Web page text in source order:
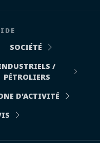
SOCIÉTÉ
/
PÉTROLIERS
D'ACTIVITÉ